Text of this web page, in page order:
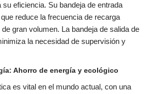
eficiencia. Su bandeja de entrada
reduce la frecuencia de recarga
gran volumen. La bandeja de salida de
la necesidad de supervisión y
Ahorro de energía y ecológico
es vital en el mundo actual, con una